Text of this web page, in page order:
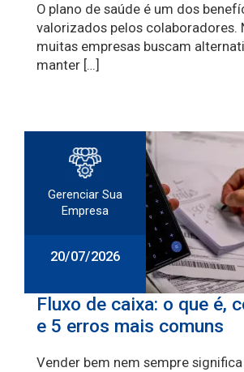
O plano de saúde é um dos
valorizados pelos colaboradores.
muitas empresas buscam
manter […]
Gerenciar Sua
Empresa
20/07/2026
Fluxo de caixa: o que é,
e 5 erros mais comuns
Vender bem nem sempre